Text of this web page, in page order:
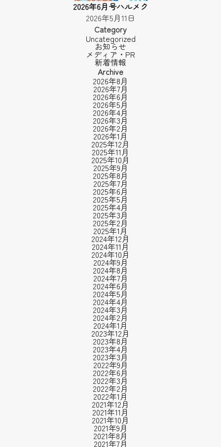
2026年6月号ハルメク
2026年5月11日
Category
Uncategorized
お知らせ
メディア・PR
新着情報
Archive
2026年8月
2026年7月
2026年6月
2026年5月
2026年4月
2026年3月
2026年2月
2026年1月
2025年12月
2025年11月
2025年10月
2025年9月
2025年8月
2025年7月
2025年6月
2025年5月
2025年4月
2025年3月
2025年2月
2025年1月
2024年12月
2024年11月
2024年10月
2024年9月
2024年8月
2024年7月
2024年6月
2024年5月
2024年4月
2024年3月
2024年2月
2024年1月
2023年12月
2023年8月
2023年4月
2023年3月
2022年9月
2022年6月
2022年3月
2022年2月
2022年1月
2021年12月
2021年11月
2021年10月
2021年9月
2021年8月
2021年7月